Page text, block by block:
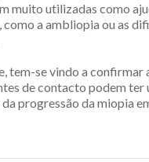
muito utilizadas como
a ambliopia ou as
tem-se vindo a confirmar
de contacto podem ter
progressão da miopia